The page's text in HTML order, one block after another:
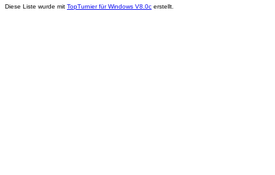
Diese Liste wurde mit TopTurnier für Windows V8.0c erstellt.